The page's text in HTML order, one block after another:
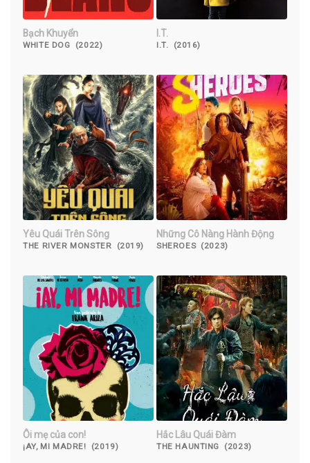
Bạch Khuyển
WHITE DOG (2022)
I.T.
I.T. (2016)
Yêu Quái Trên Sông
THE RIVER MONSTER (2019)
Những Cô Nàng Hành Động
SHEROES (2023)
Ôi mẹ của con!
¡AY, MI MADRE! (2019)
Hắc Lâu Quái Đàm
THE HAUNTING (2023)